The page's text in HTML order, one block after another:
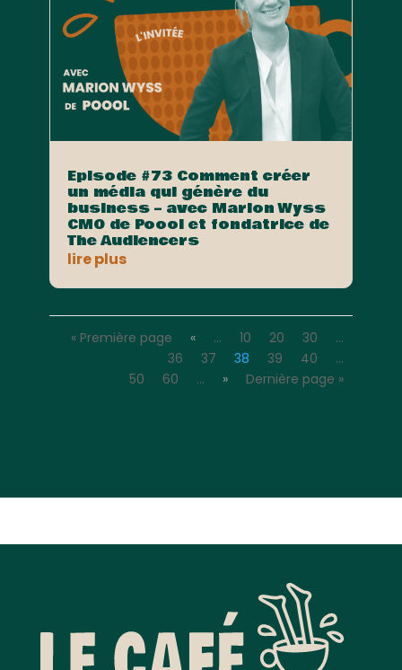
Episode #73 Comment créer
un média qui génère du
business – avec Marion Wyss
CMO de Poool et fondatrice de
The Audiencers
lire plus
« Première page « … 10 20 30
…
36
37 38 39 40
…
50
60 … » Dernière page »